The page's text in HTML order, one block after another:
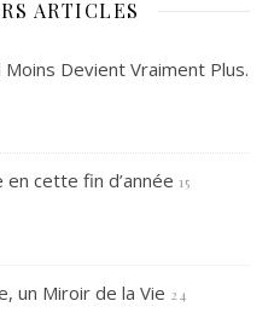
ARTICLES
Devient Vraiment Plus.
cette fin d’année 15
un Miroir de la Vie 24